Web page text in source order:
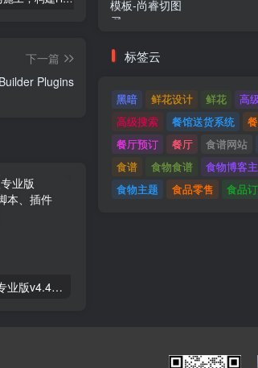
下一篇
Image Map Pro v5.6.9 - jQuery SVG Map Builder Plugins
Astra高级入门模板专业版v4.4.7&raquo；高级脚本、插件和；手机
标签云
黑暗 鲜花设计 鲜花
高
高级搜索
餐馆送货系统
餐厅预订
餐厅 食谱网站
食谱
食物食谱 食物博客
食物主题
食品零售 食品